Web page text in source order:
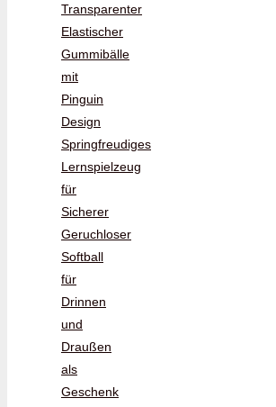
Transparenter
Elastischer
Gummibälle
mit
Pinguin
Design
Springfreudiges
Lernspielzeug
für
Sicherer
Geruchloser
Softball
für
Drinnen
und
Draußen
als
Geschenk